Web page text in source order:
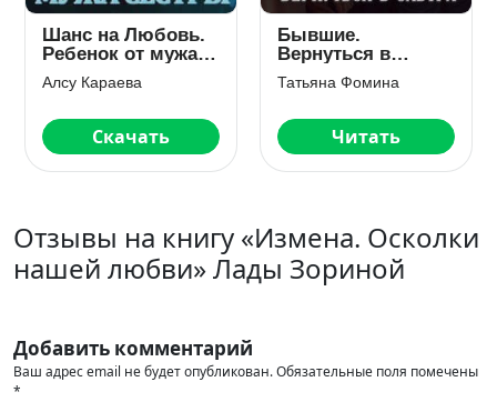
Шанс на Любовь.
Ребенок от мужа
сестры
Алсу Караева
Скачать
Бывшие.
Вернуться в
завтра
Татьяна Фомина
Читать
Отзывы на книгу «Измена. Осколки
нашей любви» Лады Зориной
Добавить комментарий
Ваш адрес email не будет опубликован.Обязательные поля помечены
*